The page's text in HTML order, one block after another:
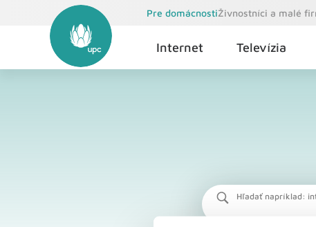
Pre domácnostiŽivnostníci a malé
Internet Televízia
Hľadať napríklad: